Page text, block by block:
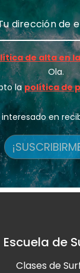
de alta en
Ola.
lapolítica de
interesado en
Escuela de
Clases de